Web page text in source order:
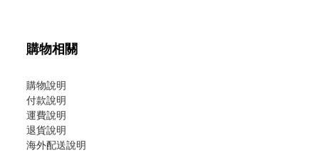
購物相關
購物說明
付款說明
運費說明
退貨說明
海外配送說明